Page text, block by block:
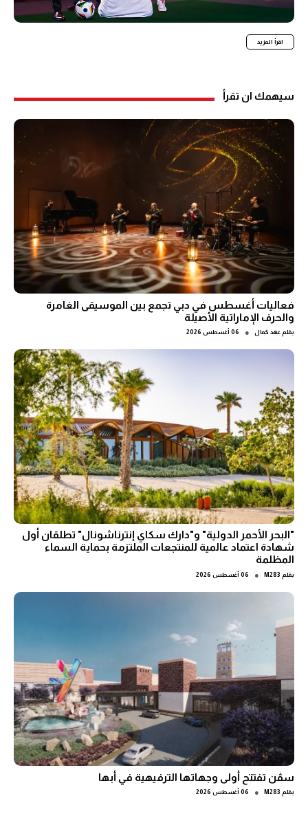
اقرأ المزيد
سيهمك ان تقرأ
فعاليات أغسطس في دبي تجمع بين الموسيقى الغامرة
والحرف الإماراتية الأصيلة
بقلم عهد كمال ● 06 أغسطس 2026
"البحر الأحمر الدولية" و"دارك سكاي إنترناشونال" تطلقان أول
شهادة اعتماد عالمية للمنتجعات الملتزمة بحماية السماء
المظلمة
بقلم M283
● 06 أغسطس 2026
سڤن تفتتح أولى وجهاتها الترفيهية في أبها
بقلم M283
● 06 أغسطس 2026